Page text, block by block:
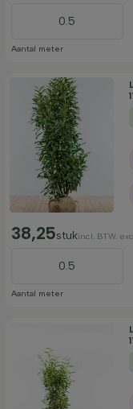
Aantal meter
38,25stukincl. BTW.
Aantal meter